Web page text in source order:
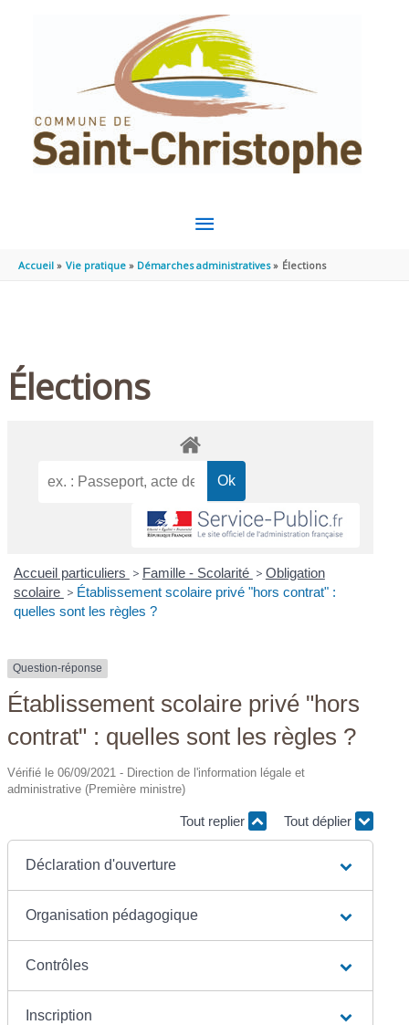
MENU
PRINCIPAL
Accueil Vie pratique Démarches administratives Élections
Élections
Accueil particuliers > Famille - Scolarité > Obligation
scolaire > Établissement scolaire privé "hors contrat" :
quelles sont les règles ?
Question-réponse
Établissement scolaire privé "hors
contrat" : quelles sont les règles ?
Vérifié le 06/09/2021 - Direction de l'information légale et
administrative (Première ministre)
Tout replier Tout déplier
Déclaration d'ouverture
Organisation pédagogique
Contrôles
Inscription